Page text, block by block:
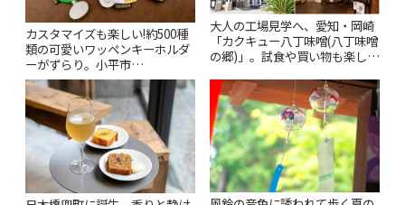
カスタマイズも楽しい!約500種
類の可愛いワッペンキーホルダ
ーがずらり。小平市
「Kimamaya T&K」 | ことりっ
ぷ
大人の工場見学へ、愛知・岡崎
「カクキュー八丁味噌(八丁味噌
の郷)」。試食や買い物も楽しみ